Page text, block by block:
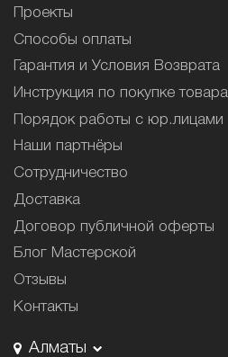
Проекты
Способы оплаты
Гарантия и Условия Возврата
Инструкция по покупке товара
Порядок работы с юр.лицами
Наши партнёры
Сотрудничество
Доставка
Договор публичной оферты
Блог Мастерской
Отзывы
Контакты
Алматы